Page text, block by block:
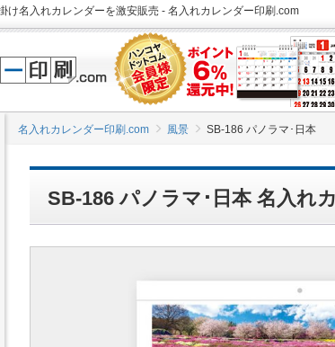
け名入れカレンダーを激安販売 - 名入れカレンダー印刷.com
名入れカレンダー印刷.com 風景 SB-186 パノラマ･日本
SB-186 パノラマ･日本 名入れ